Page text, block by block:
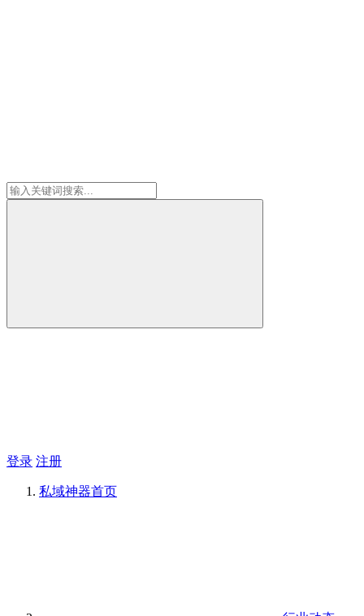
登录 注册
私域神器首页